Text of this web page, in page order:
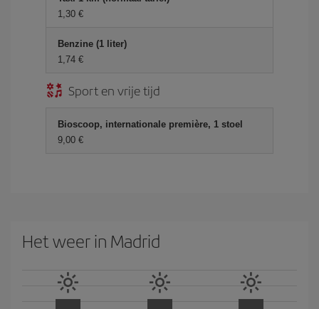
1,30 €
Benzine (1 liter)
1,74 €
Sport en vrije tijd
Bioscoop, internationale première, 1 stoel
9,00 €
Het weer in Madrid